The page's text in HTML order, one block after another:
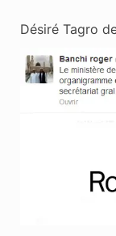
Désiré Tagro